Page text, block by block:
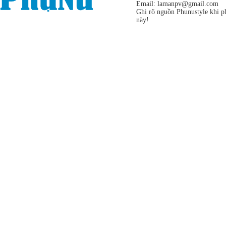
Email: lamanpv@gmail.com
Ghi rõ nguồn Phunustyle khi
này!